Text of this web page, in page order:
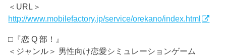
＜URL＞
http://www.mobilefactory.jp/service/orekano/index.html
□『恋 Q 部！』
＜ジャンル＞ 男性向け恋愛シミュレーションゲーム